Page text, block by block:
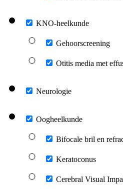
KNO-heelkunde
Gehoorscreening
Otitis media met
Neurologie
Oogheelkunde
Bifocale bril en
Keratoconus
Cerebral Visual